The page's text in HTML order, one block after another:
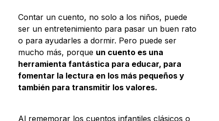
Contar un cuento, no solo a los niños, puede
ser un entretenimiento para pasar un buen rato
o para ayudarles a dormir. Pero puede ser
mucho más, porque un cuento es una
herramienta fantástica para educar, para
fomentar la lectura en los más pequeños y
también para transmitir los valores.
Al rememorar los cuentos infantiles clásicos o